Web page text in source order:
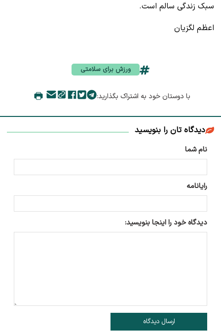
سبک زندگی سالم است.
اعظم لگزیان
ورزش برای سلامتی
با دوستان خود به اشتراک بگذارید:
دیدگاه تان را بنویسید
نام شما
رایانامه
دیدگاه خود را اینجا بنویسید:
ارسال دیدگاه